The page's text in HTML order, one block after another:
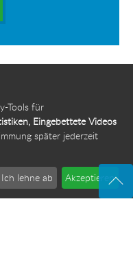
Freistaats Thüringen
Tools für
Eingebettete Videos
später jederzeit
Ich lehne ab Akzeptieren